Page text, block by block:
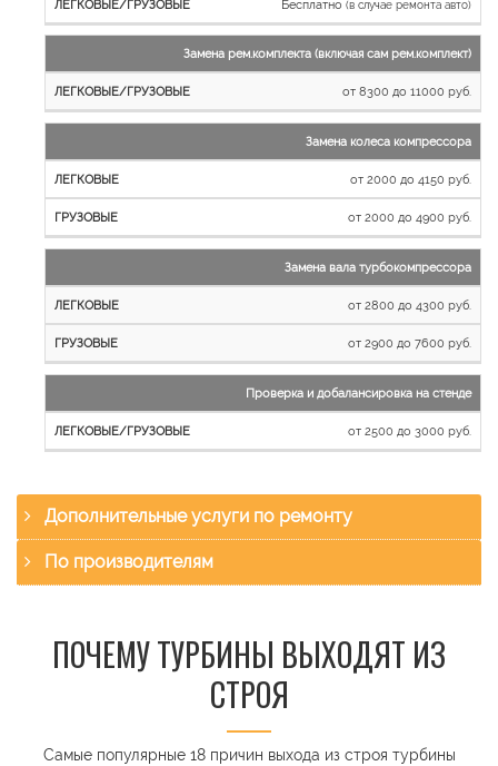
Бесплатно (в случае ремонта авто)
Замена рем.комплекта (включая сам рем.комплект)
от 8300 до 11000 руб.
Замена колеса компрессора
от 2000 до 4150 руб.
от 2000 до 4900 руб.
Замена вала турбокомпрессора
от 2800 до 4300 руб.
от 2900 до 7600 руб.
Проверка и добалансировка на стенде
от 2500 до 3000 руб.
Дополнительные услуги по ремонту
По производителям
ПОЧЕМУ ТУРБИНЫ ВЫХОДЯТ ИЗ
СТРОЯ
Самые популярные 18 причин выхода из строя турбины